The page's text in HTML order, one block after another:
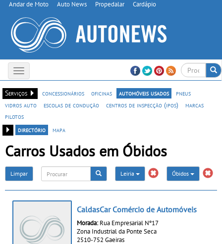
Andar de Moto Auto News Propedalar Cardápio
Toggle
navigation
Serviços
concessionários oficinas automóveis usados
pneus
vidros auto
escolas de condução centros de inspecção (ipos)
marcas
pilotos
directório
mapa
Carros Usados em Óbidos
Limpar Leiria Óbidos
CaldasCar Comércio de Automóveis
Morada: Rua Empresarial Nº17
Zona Industrial da Ponte Seca
2510-752 Gaeiras